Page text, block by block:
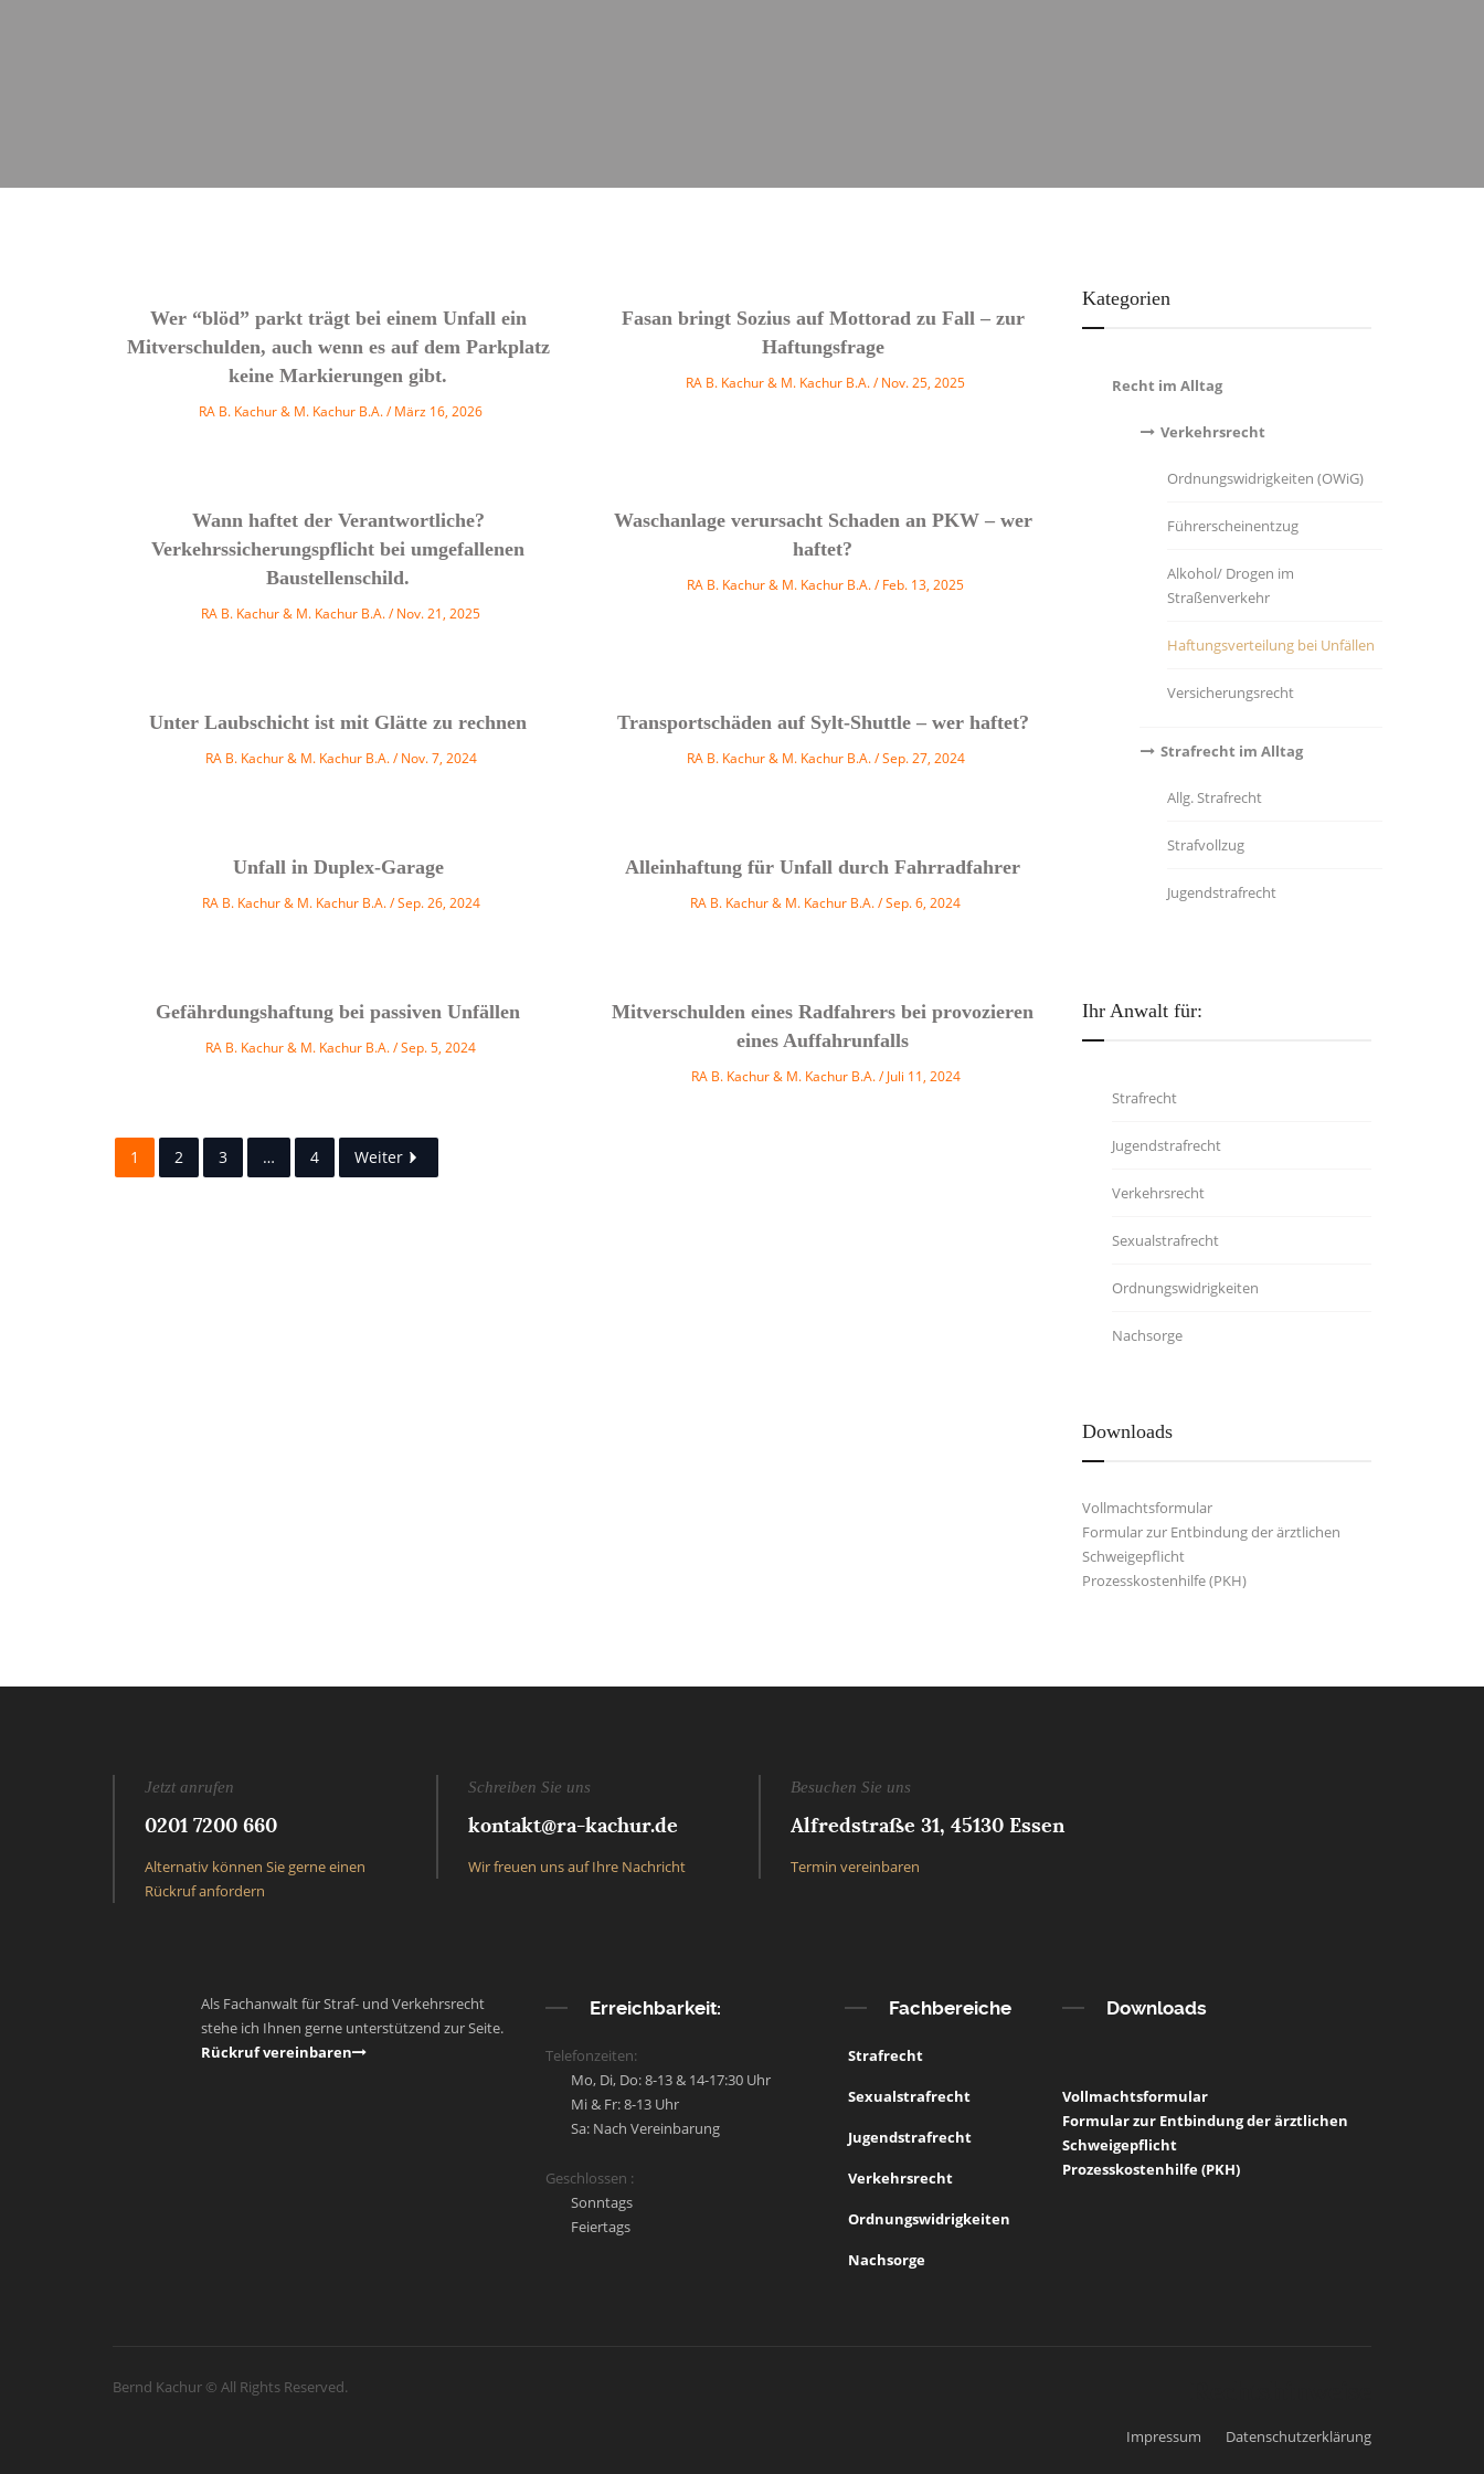
Wer “blöd” parkt trägt bei einem Unfall ein
Mitverschulden, auch wenn es auf dem Parkplatz
keine Markierungen gibt.
RA B. Kachur & M. Kachur B.A. März 16, 2026
Fasan bringt Sozius auf Mottorad zu Fall – zur
Haftungsfrage
RA B. Kachur & M. Kachur B.A. Nov. 25, 2025
Wann haftet der Verantwortliche?
Verkehrssicherungspflicht bei umgefallenen
Baustellenschild.
RA B. Kachur & M. Kachur B.A. Nov. 21, 2025
Waschanlage verursacht Schaden an PKW – wer
haftet?
RA B. Kachur & M. Kachur B.A. Feb. 13, 2025
Unter Laubschicht ist mit Glätte zu rechnen
RA B. Kachur & M. Kachur B.A. Nov. 7, 2024
Transportschäden auf Sylt-Shuttle – wer haftet?
RA B. Kachur & M. Kachur B.A. Sep. 27, 2024
Unfall in Duplex-Garage
RA B. Kachur & M. Kachur B.A. Sep. 26, 2024
Alleinhaftung für Unfall durch Fahrradfahrer
RA B. Kachur & M. Kachur B.A. Sep. 6, 2024
Gefährdungshaftung bei passiven Unfällen
RA B. Kachur & M. Kachur B.A. Sep. 5, 2024
Mitverschulden eines Radfahrers bei provozieren
eines Auffahrunfalls
RA B. Kachur & M. Kachur B.A. Juli 11, 2024
1 2 3 … 4 Weiter
Kategorien
Recht im Alltag
Verkehrsrecht
Ordnungswidrigkeiten (OWiG)
Führerscheinentzug
Alkohol/ Drogen im
Straßenverkehr
Haftungsverteilung bei Unfällen
Versicherungsrecht
Strafrecht im Alltag
Allg. Strafrecht
Strafvollzug
Jugendstrafrecht
Ihr Anwalt für:
Strafrecht
Jugendstrafrecht
Verkehrsrecht
Sexualstrafrecht
Ordnungswidrigkeiten
Nachsorge
Downloads
Vollmachtsformular
Formular zur Entbindung der ärztlichen
Schweigepflicht
Prozesskostenhilfe (PKH)
Jetzt anrufen
0201 7200 660
Alternativ können Sie gerne einen
Rückruf anfordern
Schreiben Sie uns
kontakt@ra-kachur.de
Wir freuen uns auf Ihre Nachricht
Besuchen Sie uns
Alfredstraße 31, 45130 Essen
Termin vereinbaren
Als Fachanwalt für Straf- und Verkehrsrecht
stehe ich Ihnen gerne unterstützend zur Seite.
Rückruf vereinbaren
Erreichbarkeit:
Telefonzeiten:
Mo, Di, Do: 8-13 & 14-17:30 Uhr
Mi & Fr: 8-13 Uhr
Sa: Nach Vereinbarung
Geschlossen :
Sonntags
Feiertags
Fachbereiche
Strafrecht
Sexualstrafrecht
Jugendstrafrecht
Verkehrsrecht
Ordnungswidrigkeiten
Nachsorge
Downloads
Vollmachtsformular
Formular zur Entbindung der ärztlichen
Schweigepflicht
Prozesskostenhilfe (PKH)
Bernd Kachur © All Rights Reserved.
Impressum Datenschutzerklärung